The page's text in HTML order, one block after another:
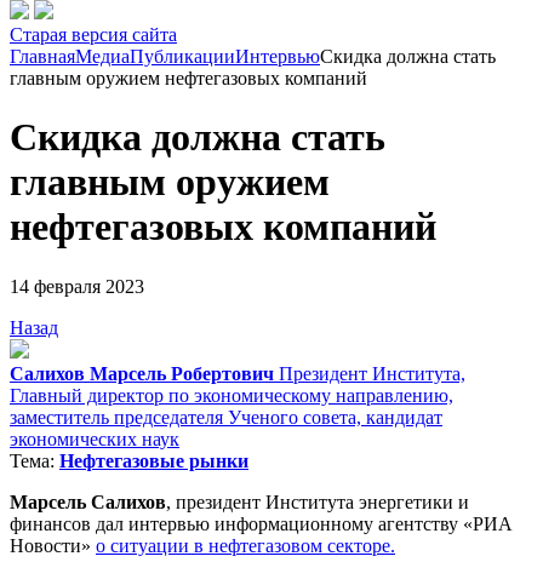
Старая версия сайта
ГлавнаяМедиаПубликацииИнтервьюСкидка должна стать
главным оружием нефтегазовых компаний
Скидка должна стать
главным оружием
нефтегазовых компаний
14 февраля 2023
Назад
Салихов Марсель Робертович Президент Института,
Главный директор по экономическому направлению,
заместитель председателя Ученого совета, кандидат
экономических наук
Тема: Нефтегазовые рынки
Марсель Салихов, президент Института энергетики и
финансов дал интервью информационному агентству «РИА
Новости» о ситуации в нефтегазовом секторе.